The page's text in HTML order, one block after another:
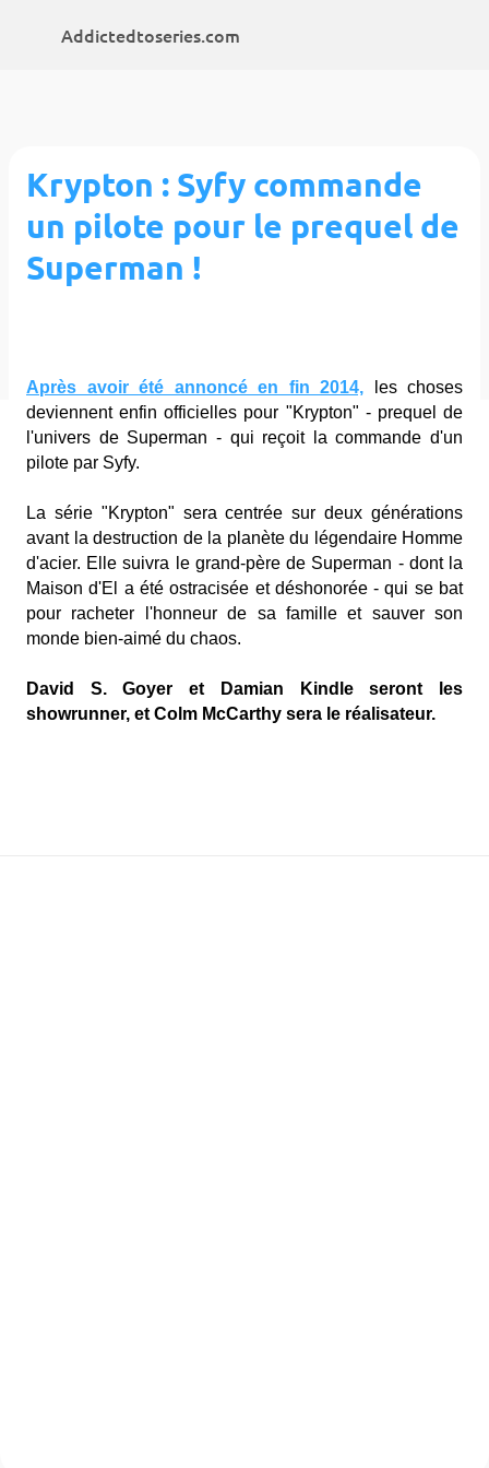
Accéder au contenu principal
Addictedtoseries.com
Krypton : Syfy commande
un pilote pour le prequel de
Superman !
Après avoir été annoncé en fin 2014, les choses
deviennent enfin officielles pour "Krypton" - prequel de
l'univers de Superman - qui reçoit la commande d'un
pilote par Syfy.
La série "Krypton" sera centrée sur deux générations
avant la destruction de la planète du légendaire Homme
d'acier. Elle suivra le grand-père de Superman - dont la
Maison d'El a été ostracisée et déshonorée - qui se bat
pour racheter l'honneur de sa famille et sauver son
monde bien-aimé du chaos.
David S. Goyer et Damian Kindle seront
les
showrunner, et Colm McCarthy sera le réalisateur.